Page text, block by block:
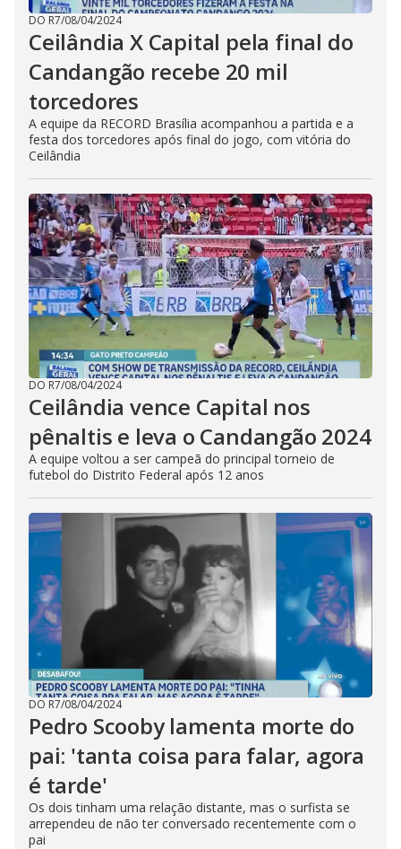
DO R7/08/04/2024
Ceilândia X Capital pela final do
Candangão recebe 20 mil
torcedores
A equipe da RECORD Brasília acompanhou a partida e a
festa dos torcedores após final do jogo, com vitória do
Ceilândia
DO R7/08/04/2024
Ceilândia vence Capital nos
pênaltis e leva o Candangão 2024
A equipe voltou a ser campeã do principal torneio de
futebol do Distrito Federal após 12 anos
DO R7/08/04/2024
Pedro Scooby lamenta morte do
pai: 'tanta coisa para falar, agora
é tarde'
Os dois tinham uma relação distante, mas o surfista se
arrependeu de não ter conversado recentemente com o
pai